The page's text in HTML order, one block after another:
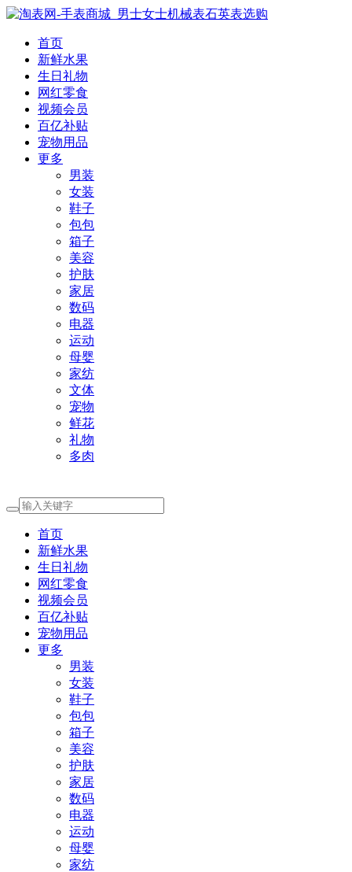
首页
新鲜水果
生日礼物
网红零食
视频会员
百亿补贴
宠物用品
更多
男装
女装
鞋子
包包
箱子
美容
护肤
家居
数码
电器
运动
母婴
家纺
文体
宠物
鲜花
礼物
多肉
首页
新鲜水果
生日礼物
网红零食
视频会员
百亿补贴
宠物用品
更多
男装
女装
鞋子
包包
箱子
美容
护肤
家居
数码
电器
运动
母婴
家纺